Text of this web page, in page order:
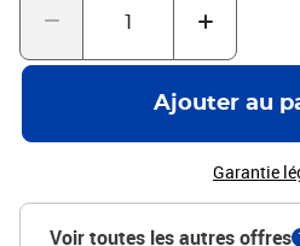
Ajouter au
Garantie
Voir toutes les autres offres